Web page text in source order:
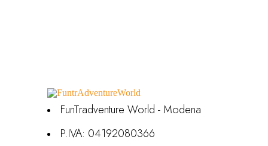
FunTradventure World - Modena
P.IVA: 04192080366